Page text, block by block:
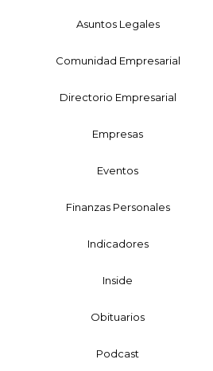
Asuntos Legales
Comunidad Empresarial
Directorio Empresarial
Empresas
Eventos
Finanzas Personales
Indicadores
Inside
Obituarios
Podcast